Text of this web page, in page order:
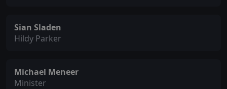
Sian Sladen
Hildy Parker
Michael Meneer
Minister